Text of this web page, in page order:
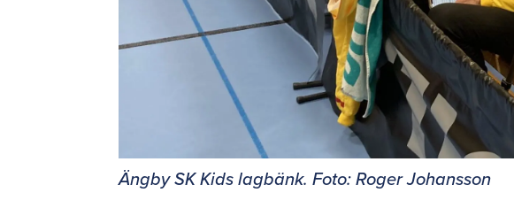
Ängby SK Kids lagbänk. Foto: Roger Johansson